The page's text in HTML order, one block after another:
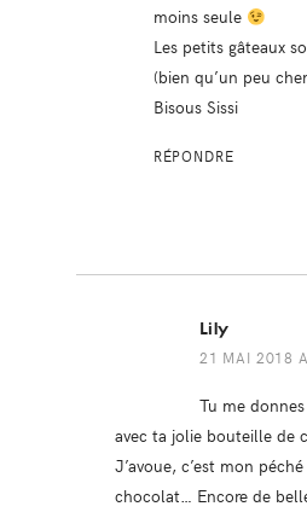
moins seule
Les petits gâteaux
(bien qu’un peu
Bisous Sissi
RÉPONDRE
Lily
21 MAI 2018
Tu me
avec ta jolie bouteille de
J’avoue, c’est mon
chocolat… Encore de